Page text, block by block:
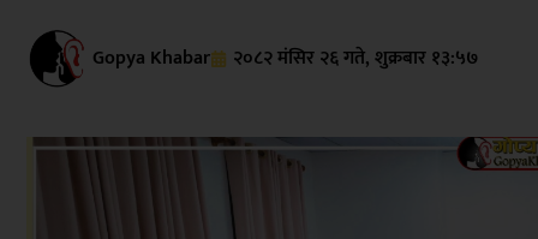
Gopya Khabar २०८२ मंसिर २६ गते, शुक्रबार १३:५७